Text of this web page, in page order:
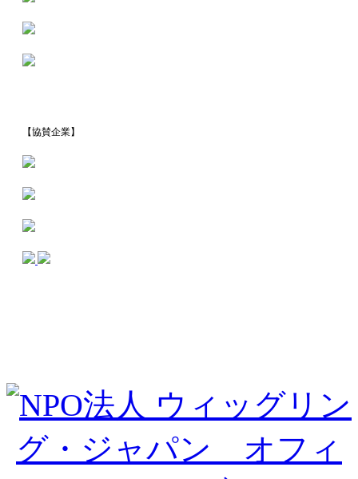
【協賛企業】